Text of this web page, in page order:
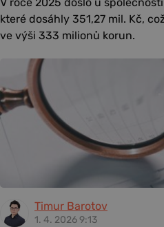
které dosáhly 351,27 mil. Kč,
ve výši 333 milionů korun.
Timur Barotov
1. 4. 2026 9:13